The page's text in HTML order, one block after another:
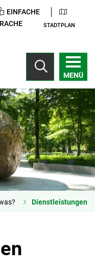
EINFACHE
STADTPLAN
MENÜ
Dienstleistungen